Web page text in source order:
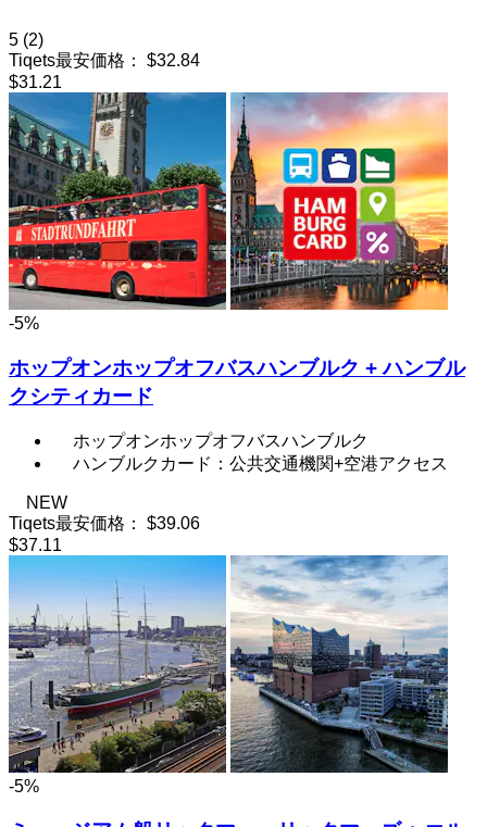
5 (2)
Tiqets最安価格：
$32.84
$31.21
-5%
ホップオンホップオフバスハンブルク + ハンブル
クシティカード
ホップオンホップオフバスハンブルク
ハンブルクカード：公共交通機関+空港アクセス
NEW
Tiqets最安価格：
$39.06
$37.11
-5%